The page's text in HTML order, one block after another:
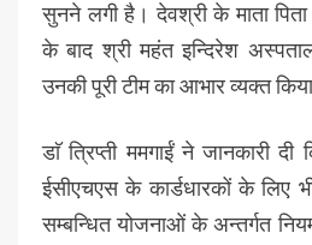
सुनने लगी है। देवश्री के माता
के बाद श्री महंत इन्दिरेश
उनकी पूरी टीम का आभार व्यक्त
डाॅ त्रिप्ती ममगाईं ने जानकारी
ईसीएचएस के कार्डधारकों के लिए
सम्बन्धित योजनाओं के अन्तर्गत